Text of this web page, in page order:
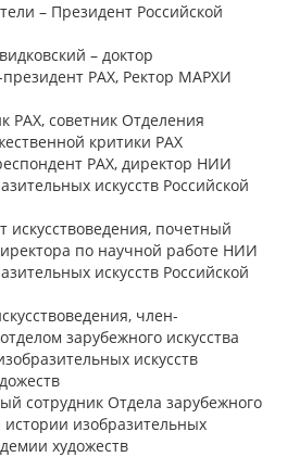
– Президент Российской
– доктор
президент РАХ, Ректор МАРХИ
РАХ, советник Отделения
критики РАХ
РАХ, директор НИИ
искусств Российской
искусствоведения, почетный
по научной работе НИИ
искусств Российской
член-
зарубежного искусства
искусств
сотрудник Отдела зарубежного
изобразительных
художеств